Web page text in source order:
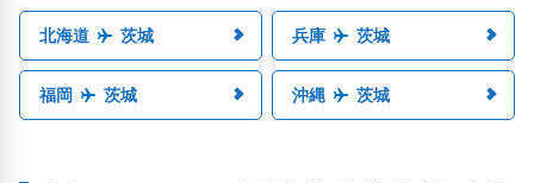
北海道 茨城 兵庫 茨城
福岡 茨城 沖縄 茨城